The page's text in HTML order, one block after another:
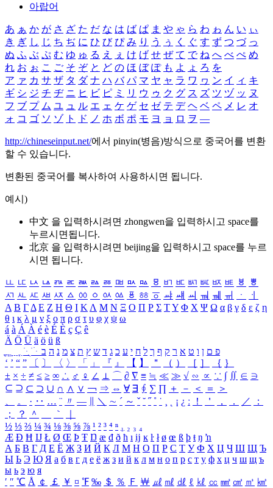
아랍어
あ ぁ か が さ ざ た だ な は ば ぱ ま や ゃ ら わ ゎ ん い ぃ
き ぎ し じ ち ぢ に ひ び ぴ み り う ぅ く ぐ す ず つ づ っ
ぬ ふ ぶ ぷ む ゆ ゅ る え ぇ け げ せ ぜ て で ね へ べ ぺ め
れ お ぉ こ ご そ ぞ と ど の ほ ぼ ぽ も よ ょ ろ を
ア ァ カ サ ザ タ ダ ナ ハ バ パ マ ヤ ャ ラ ワ ヮ ン イ ィ キ
ギ シ ジ チ ヂ ニ ヒ ビ ピ ミ リ ウ ゥ ク グ ス ズ ツ ヅ ッ ヌ
フ ブ プ ム ユ ュ ル エ ェ ケ ゲ セ ゼ テ デ ヘ ベ ペ メ レ オ
ォ コ ゴ ソ ゾ ト ド ノ ホ ボ ポ モ ヨ ョ ロ ヲ ―
http://chineseinput.net/에서 pinyin(병음)방식으로 중국어를 변환
할 수 있습니다.
변환된 중국어를 복사하여 사용하시면 됩니다.
예시)
中文 을 입력하시려면 zhongwen을 입력하시고 space를
누르시면됩니다.
北京 을 입력하시려면 beijing을 입력하시고 space를 누르
시면 됩니다.
ㅥ ㅦ ㅧ ㅨ ㅩ ㅪ ㅫ ㅬ ㅭ ㅮ ㅯ ㅰ ㅱ ㅲ ㅳ ㅴ ㅵ ㅶ ㅷ ㅸ
ㅹ
ㅺ ㅻ ㅼ ㅽ ㅾ ㅿ ㆀ ㆁ ㆂ ㆃ ㆄ ㆅ ㆆ ㆇ ㆈ ㆉ ㆊ ㆋ ㆌ ㆍ
ㆎ
Α Β ΓΔ Ε Ζ Η Θ Ι ΚΛ Μ Ν Ξ Ο Π Ρ Σ ΤΥ Φ Χ Ψ Ω α β γ δ ε ζ η
θ ι κ λ μ ν ξ ο π ρ σ τ υ φ χ ψ ω
á à Á À é è É È ç Ç ê
Ä Ö Ü ä ö ü ß
ִֶֹ ֻּ ׁׂ פ ם ן ו ט א ר ק ף ך ל ח י ע כ ג ד ש ץ ת צ מ נ ה ב
‘ ’ “ ” 〔 〕 〈 〉 「 」 『 』 【 】 ＂ （ ） ［ ］ ｛ ｝
± × ÷ ≠ ≤ ≥ ∞ ∴ ♂ ♀ ∠ ⊥ ⌒ ∂ ∇ ≡ ≒ ≪ ≫ √ ∽ ∝ ∵ ∫ ∬ ∈ ∋
⊆ ⊇ ⊂ ⊃ ∪ ∩ ∧ ∨ ￢ ⇒ ⇔ ∀ ∃ ∮ ∑ ∏ ＋ － ＜ ＝
＞
、
。 · ‥ … ¨ 〃 ― ＼ ∼ ´ ～ ˇ ˘ ˝ ˚ ˙ ¸ ¡ ¿ ː ！ ＇ ， ． ／
：
；
？ ＾ ｀
½ ⅓ ⅔ ¼ ¾ ⅛ ⅜ ⅝ ⅞ ¹ ² ³ ⁴ ⁿ ₁ ₂ ₃ ₄
Æ Ð Ħ Ĳ Ł Ø Œ Þ Ŧ Ŋ æ đ ð ħ ı ĳ ĸ ŀ ł ø œ ß þ ŧ ŋ ŉ
А Б В Г Д Е Ё Ж З И Й К Л М Н О П Р С Т У Ф Х Ц Ч Ш Щ Ъ
Ы Ь Э Ю Я а б в г д е ё ж з и й к л м н о п р с т у ф х ц ч ш щ ъ
ы ь э ю я
′ ″ ℃ Å ￠ ￡ ￥ ¤ ℉ ‰ ＄ ％ Ｆ ￦ ㎕ ㎖ ㎗ ℓ ㎘ ㏄ ㎣ ㎤ ㎥ ㎦